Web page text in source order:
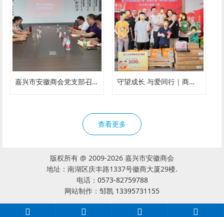
嘉兴市安徽商会党支部召开支委会议 守望成长 与爱同行｜商会5月轮值开展儿童福利院公益慰问活动
查看更多
版权所有 @ 2009-2026 嘉兴市安徽商会
地址：南湖区庆丰路1337号徽商大厦29楼.
电话： 0573-82759788
网站制作： 邹凯 13395731155